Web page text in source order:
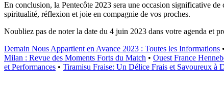
En conclusion, la Pentecôte 2023 sera une occasion significative
spiritualité, réflexion et joie en compagnie de vos proches.
Noubliez pas de noter la date du 4 juin 2023 dans votre agenda et
Demain Nous Appartient en Avance 2023 : Toutes les Informations •
Milan : Revue des Moments Forts du Match • Ouest France
et Performances • Tiramisu Fraise: Un Délice Frais et Savoureux à